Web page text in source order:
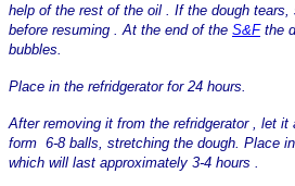
help of the rest of the oil . If the dough tears,
before resuming . At the end of the S&Fthe
bubbles.
Place in the refridgerator for 24 hours.
After removing it from the refridgerator , let it
form 6-8 balls, stretching the dough. Place
which will last approximately 3-4 hours .